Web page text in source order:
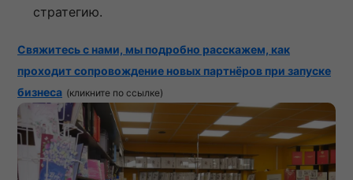
стратегию.
Свяжитесь с нами, мы подробно расскажем, как
проходит сопровождение новых партнёров при запуске
бизнеса (кликните по ссылке)